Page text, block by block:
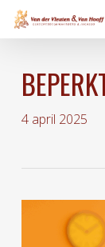
Skip
4 april 2025